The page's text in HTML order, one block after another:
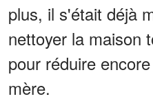
plus, il s'était déjà
nettoyer la maison
pour réduire
mère.